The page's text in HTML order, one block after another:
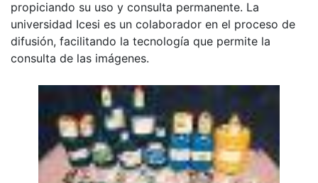
propiciando su uso y consulta permanente. La
universidad Icesi es un colaborador en el proceso de
difusión, facilitando la tecnología que permite la
consulta de las imágenes.